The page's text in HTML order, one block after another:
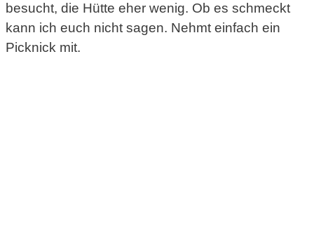
besucht, die Hütte eher wenig. Ob es schmeckt
kann ich euch nicht sagen. Nehmt einfach ein
Picknick mit.